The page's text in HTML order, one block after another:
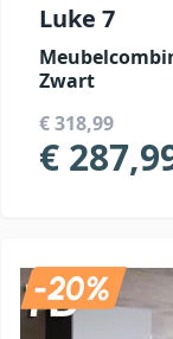
Luke 7
Zwart
€ 318,99
€